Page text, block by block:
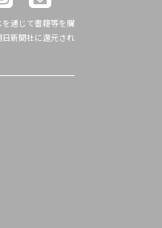
通じて書籍等を購
新聞社に還元され